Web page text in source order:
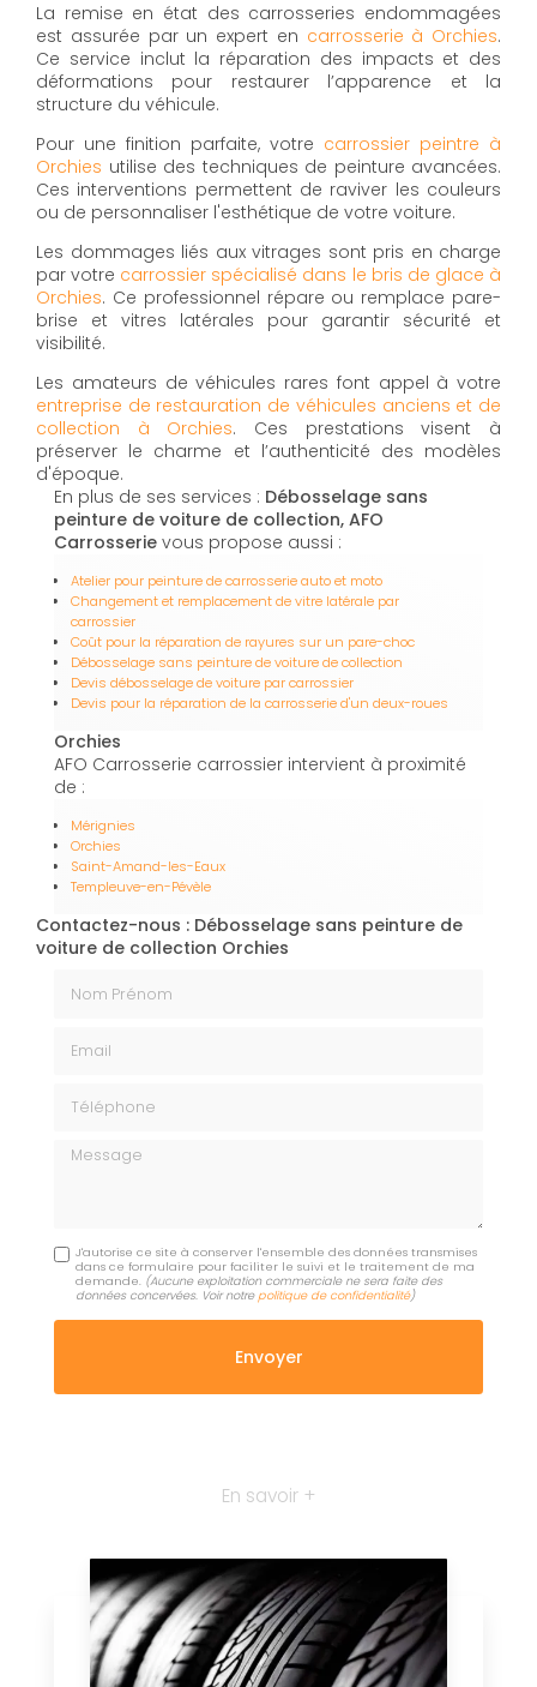
La remise en état des carrosseries endommagées
est assurée par un expert en carrosserie à Orchies.
Ce service inclut la réparation des impacts et des
déformations pour restaurer l’apparence et la
structure du véhicule.
Pour une finition parfaite, votre carrossier peintre à
Orchies utilise des techniques de peinture avancées.
Ces interventions permettent de raviver les couleurs
ou de personnaliser l'esthétique de votre voiture.
Les dommages liés aux vitrages sont pris en charge
par votre carrossier spécialisé dans le bris de glace à
Orchies. Ce professionnel répare ou remplace pare-
brise et vitres latérales pour garantir sécurité et
visibilité.
Les amateurs de véhicules rares font appel à votre
entreprise de restauration de véhicules anciens et de
collection à Orchies. Ces prestations visent à
préserver le charme et l’authenticité des modèles
d'époque.
En plus de ses services : Débosselage sans
peinture de voiture de collection, AFO
Carrosserie vous propose aussi :
Atelier pour peinture de carrosserie auto et moto
Changement et remplacement de vitre latérale par
carrossier
Coût pour la réparation de rayures sur un pare-choc
Débosselage sans peinture de voiture de collection
Devis débosselage de voiture par carrossier
Devis pour la réparation de la carrosserie d'un deux-roues
Orchies
AFO Carrosserie carrossier intervient à proximité
de :
Mérignies
Orchies
Saint-Amand-les-Eaux
Templeuve-en-Pévèle
Contactez-nous : Débosselage sans peinture de
voiture de collection Orchies
Message
J'autorise ce site à conserver l'ensemble des données transmises
dans ce formulaire pour faciliter le suivi et le traitement de ma
demande. (Aucune exploitation commerciale ne sera faite des
données concervées. Voir notrepolitique de confidentialité)
En savoir +